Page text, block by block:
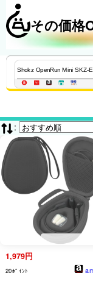
その価格
:
1,979円
20ﾎﾟｲﾝﾄ